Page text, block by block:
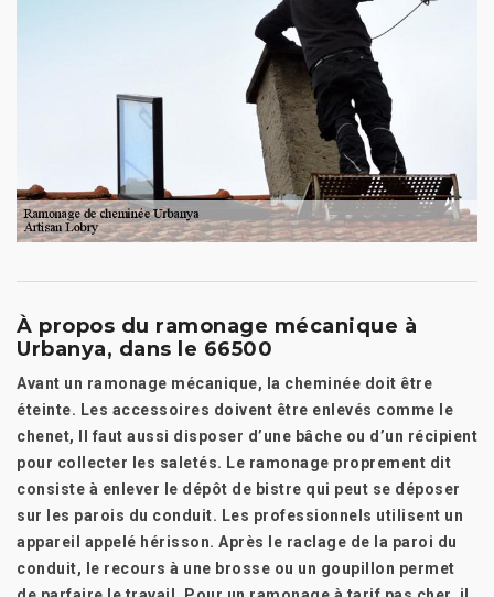
À propos du ramonage mécanique à
Urbanya, dans le 66500
Avant un ramonage mécanique, la cheminée doit être
éteinte. Les accessoires doivent être enlevés comme le
chenet, Il faut aussi disposer d’une bâche ou d’un récipient
pour collecter les saletés. Le ramonage proprement dit
consiste à enlever le dépôt de bistre qui peut se déposer
sur les parois du conduit. Les professionnels utilisent un
appareil appelé hérisson. Après le raclage de la paroi du
conduit, le recours à une brosse ou un goupillon permet